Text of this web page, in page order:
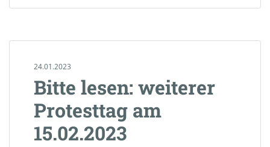
24.01.2023
Bitte lesen: weiterer
Protesttag am
15.02.2023